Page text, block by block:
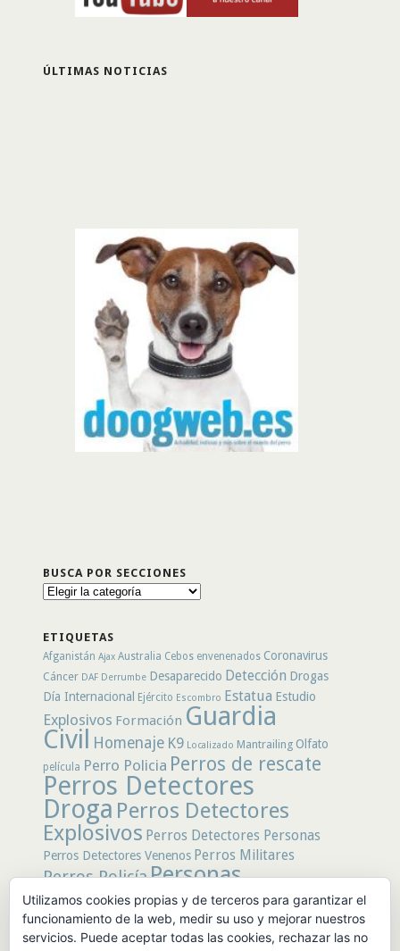
ÚLTIMAS NOTICIAS
BUSCA POR SECCIONES
Busca
ETIQUETAS
Afganistán Ajax Australia Cebos envenenados Coronavirus
Cáncer DAF Derrumbe Desaparecido Detección Drogas
Día Internacional
Ejército Escombro Estatua Estudio
Explosivos Formación Guardia
Civil Homenaje K9 Localizado Mantrailing Olfato
película Perro Policia Perros de rescate
Perros Detectores
Droga Perros Detectores
Explosivos Perros Detectores Personas
Perros Detectores Venenos Perros Militares
Perros PolicíaPersonas
Desaparecidas Policía Policía Local
Policía Nacionalrastro rescate Restos
humanosTerremoto Tertulias Caninas Unidad
Utilizamos cookies propias y de terceros para garantizar el
funcionamiento de la web, medir su uso y mejorar nuestros
servicios. Puede aceptar todas las cookies, rechazar las no